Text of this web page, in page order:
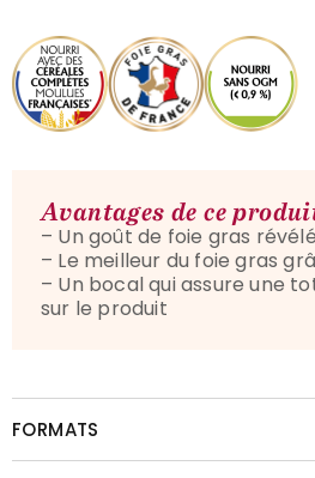
Avantages de ce
– Un goût de foie gras
– Le meilleur du foie gras
– Un bocal qui assure une
sur le produit
FORMATS